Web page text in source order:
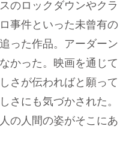
のロックダウンやクラ
事件といった未曾有の
った作品。アーダーン
かった。映画を通じて
さが伝わればと願って
さにも気づかされた。
の人間の姿がそこにあ